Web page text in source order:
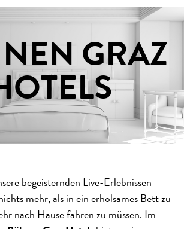
GRAZ
begeisternden Live-Erlebnissen
mehr, als in ein erholsames Bett zu
nach Hause fahren zu müssen. Im